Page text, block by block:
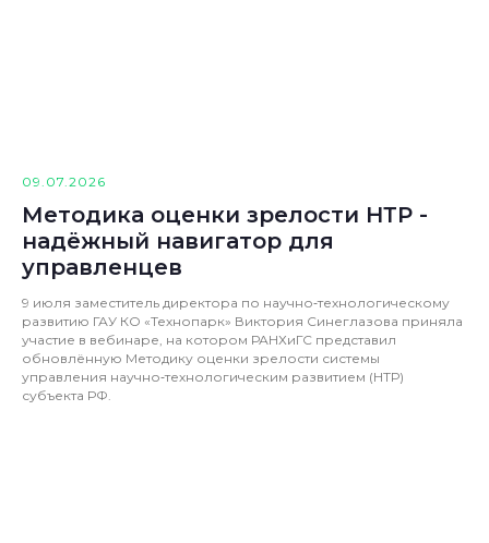
09.07.2026
Методика оценки зрелости НТР -
надёжный навигатор для
управленцев
9 июля заместитель директора по научно‑технологическому
развитию ГАУ КО «Технопарк» Виктория Синеглазова приняла
участие в вебинаре, на котором РАНХиГС представил
обновлённую Методику оценки зрелости системы
управления научно‑технологическим развитием (НТР)
субъекта РФ.